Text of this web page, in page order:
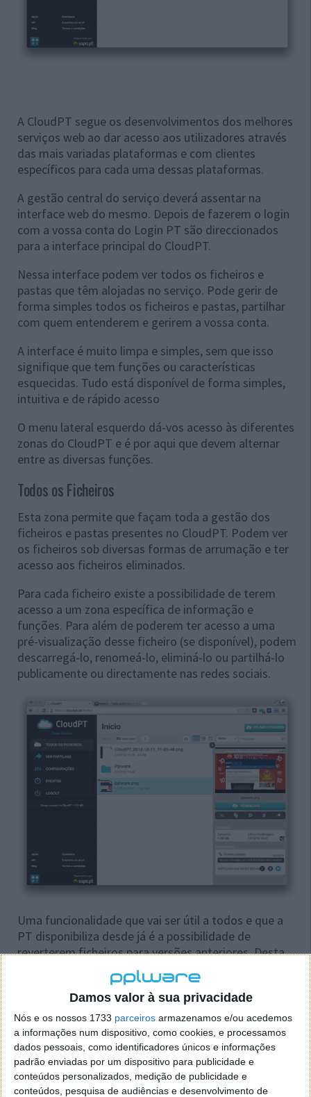
Damos valor à sua privacidade
Nós e os nossos 1733 parceiros armazenamos e/ou acedemos
a informações num dispositivo, como cookies, e processamos
dados pessoais, como identificadores únicos e informações
padrão enviadas por um dispositivo para publicidade e
conteúdos personalizados, medição de publicidade e
conteúdos, pesquisa de audiências e desenvolvimento de
A CloudPT segue os desenvolvimentos dos melhores
serviços web ao dar acesso aos utilizadores através
das mais variadas plataformas e com clientes
específicos para cada uma dessas plataformas.
A gestão central do serviço deverá assentar na
interface web do mesmo. Depois de fazerem o login
com a vossa conta do Login PT são direccionados
para a interface principal do CloudPT.
Nessa interface podem ver todos os ficheiros e
pastas que têm alojadas no serviço. Pode gerir de
forma simples todos os ficheiros e pastas, partilhar
com quem entenderem e gerirem a vossa conta.
A interface é muito limpa e simples, sem que isso
signifique que tem funções ou características
esquecidas. Tudo está disponível de forma simples,
intuitiva e de rápido acesso
O menu lateral esquerdo dá-vos acesso às diferentes
zonas do CloudPT e é por aqui que devem alternar
entre as diversas funções.
Todos os Ficheiros
Esta zona permite que façam toda a gestão dos
ficheiros e pastas presentes no CloudPT. Podem ver
os ficheiros sob diversas formas de arrumação e ter
acesso aos ficheiros eliminados.
Para cada ficheiro existe a possibilidade de terem
acesso a um zona específica de informação e
funções. Para além de poderem ter acesso a uma
pré-visualização desse ficheiro (se disponível), podem
descarregá-lo, renomeá-lo, eliminá-lo ou partilhá-lo
publicamente ou directamente nas redes sociais.
Uma funcionalidade que vai ser útil a todos e que a
PT disponibiliza desde já é a possibilidade de
reverterem ficheiros para versões anteriores. Desta
forma fica salvaguardada a garantia de que podem
voltar atrás depois de o upload de um ficheiro com
problemas ou numa versão não desejada.
O acesso a esta função pode ser feito pelas
propriedades do ficheiro. Estes ficheiros de
salvaguarda estão também disponíveis na
visualização de ficheiros removidos.